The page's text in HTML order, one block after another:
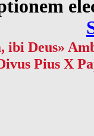
ibi Deus»
Pius X